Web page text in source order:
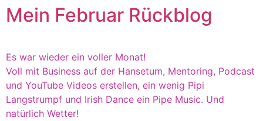
Mein Februar Rückblog
Es war wieder ein voller Monat!
Voll mit Business auf der Hansetum, Mentoring, Podcast
und YouTube Videos erstellen, ein wenig Pipi
Langstrumpf und Irish Dance ein Pipe Music. Und
natürlich Wetter!